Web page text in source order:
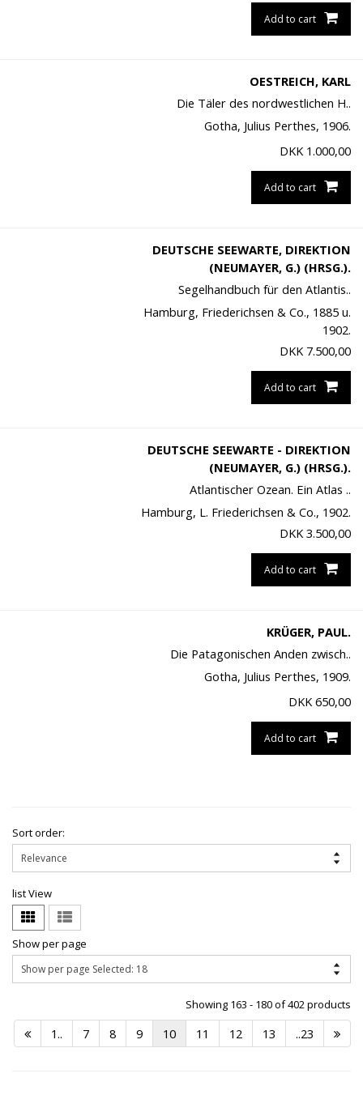
Add to cart
OESTREICH, KARL
Die Täler des nordwestlichen H..
Gotha, Julius Perthes, 1906.
DKK 1.000,00
Add to cart
DEUTSCHE SEEWARTE, DIREKTION
(NEUMAYER, G.) (HRSG.).
Segelhandbuch für den Atlantis..
Hamburg, Friederichsen & Co., 1885 u.
1902.
DKK 7.500,00
Add to cart
DEUTSCHE SEEWARTE - DIREKTION
(NEUMAYER, G.) (HRSG.).
Atlantischer Ozean. Ein Atlas ..
Hamburg, L. Friederichsen & Co., 1902.
DKK 3.500,00
Add to cart
KRÜGER, PAUL.
Die Patagonischen Anden zwisch..
Gotha, Julius Perthes, 1909.
DKK 650,00
Add to cart
Sort order:
list View
Show per page
Showing 163 - 180 of 402 products
1.. 7 8 9 10 11 12 13 ..23